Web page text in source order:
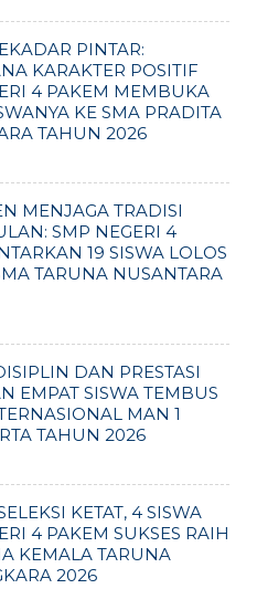
PINTAR:
KARAKTER POSITIF
4 PAKEM MEMBUKA
KE SMA PRADITA
TAHUN 2026
MENJAGA TRADISI
SMP NEGERI 4
19 SISWA LOLOS
TARUNA NUSANTARA
DAN PRESTASI
EMPAT SISWA TEMBUS
MAN 1
TAHUN 2026
KETAT, 4 SISWA
4 PAKEM SUKSES RAIH
KEMALA TARUNA
2026